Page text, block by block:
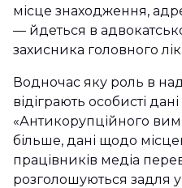
місце знаходження,
— йдеться в
захисника головного
Водночас яку роль в
відіграють особисті
«Антикорупційного
більше, дані щодо
працівників медіа
розголошуються задля